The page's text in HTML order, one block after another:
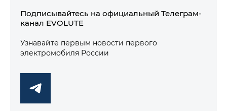
Подписывайтесь на официальный Телеграм-
канал EVOLUTE
Узнавайте первым новости первого
электромобиля России